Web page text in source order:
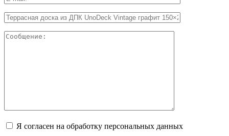
Я согласен на обработку персональных данных